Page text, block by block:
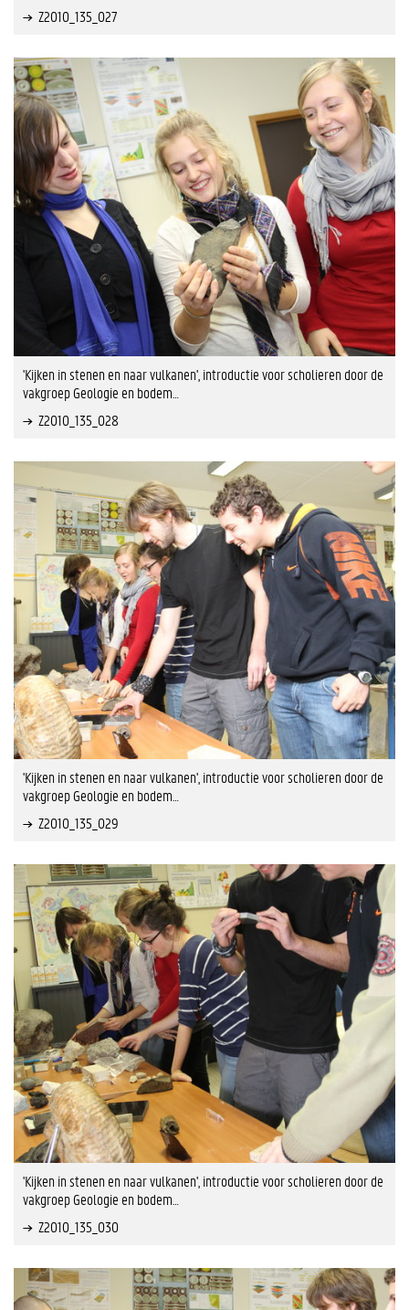
Z2010_135_027
'Kijken in stenen en naar vulkanen', introductie voor scholieren door de
vakgroep Geologie en bodem…
Z2010_135_028
'Kijken in stenen en naar vulkanen', introductie voor scholieren door de
vakgroep Geologie en bodem…
Z2010_135_029
'Kijken in stenen en naar vulkanen', introductie voor scholieren door de
vakgroep Geologie en bodem…
Z2010_135_030